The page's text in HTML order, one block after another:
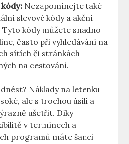
⁤kódy: Nezapomínejte také
slevové kódy a‌ akční‍
Tyto kódy můžete snadno
často při ‌vyhledávání na
sítích či stránkách
na cestování.
Náklady na letenku
‌ale ⁢s trochou úsilí a
ušetřit. Díky
v termínech a
programů máte šanci